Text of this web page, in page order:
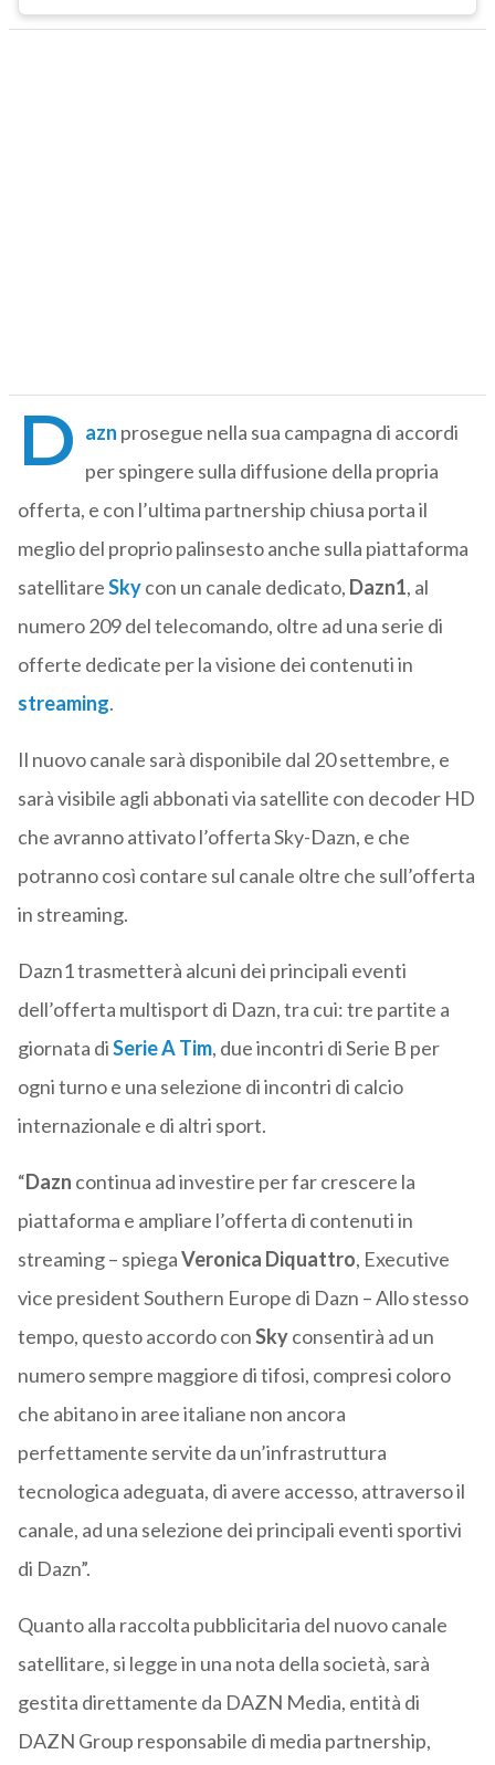
D azn prosegue nella sua campagna di accordi
per spingere sulla diffusione della propria
offerta, e con l’ultima partnership chiusa porta il
meglio del proprio palinsesto anche sulla piattaforma
satellitareSkycon un canale dedicato, Dazn1, al
numero 209 del telecomando, oltre ad una serie di
offerte dedicate per la visione dei contenuti in
streaming.
Il nuovo canale sarà disponibile dal 20 settembre, e
sarà visibile agli abbonati via satellite con decoder HD
che avranno attivato l’offerta Sky-Dazn, e che
potranno così contare sul canale oltre che sull’offerta
in streaming.
Dazn1 trasmetterà alcuni dei principali eventi
dell’offerta multisport di Dazn, tra cui: tre partite a
giornata diSerie A Tim, due incontri di Serie B per
ogni turno e una selezione di incontri di calcio
internazionale e di altri sport.
“Dazn continua ad investire per far crescere la
piattaforma e ampliare l’offerta di contenuti in
streaming – spiegaVeronica Diquattro, Executive
vice president Southern Europe di Dazn – Allo stesso
tempo, questo accordo conSkyconsentirà ad un
numero sempre maggiore di tifosi, compresi coloro
che abitano in aree italiane non ancora
perfettamente servite da un’infrastruttura
tecnologica adeguata, di avere accesso, attraverso il
canale, ad una selezione dei principali eventi sportivi
di Dazn”.
Quanto alla raccolta pubblicitaria del nuovo canale
satellitare, si legge in una nota della società, sarà
gestita direttamente da DAZN Media, entità di
DAZN Group responsabile di media partnership,